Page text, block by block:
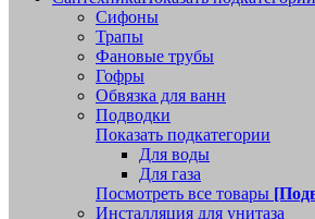
Сифоны
Трапы
Фановые трубы
Гофры
Обвязка для ванн
Подводки
Показать подкатегории
Для воды
Для газа
Посмотреть все товары
Инсталляция для унитаза